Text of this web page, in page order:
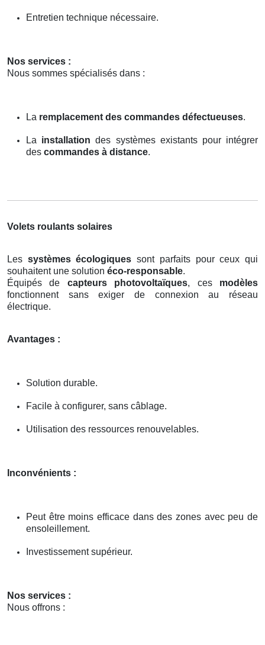
Entretien technique nécessaire.
Nos services :
Nous sommes spécialisés dans :
La remplacement des commandes défectueuses.
La installation des systèmes existants pour intégrer
des commandes à distance.
Volets roulants solaires
Les systèmes écologiques sont parfaits pour ceux qui
souhaitent une solution éco-responsable.
Équipés de capteurs photovoltaïques, ces modèles
fonctionnent sans exiger de connexion au réseau
électrique.
Avantages :
Solution durable.
Facile à configurer, sans câblage.
Utilisation des ressources renouvelables.
Inconvénients :
Peut être moins efficace dans des zones avec peu de
ensoleillement.
Investissement supérieur.
Nos services :
Nous offrons :